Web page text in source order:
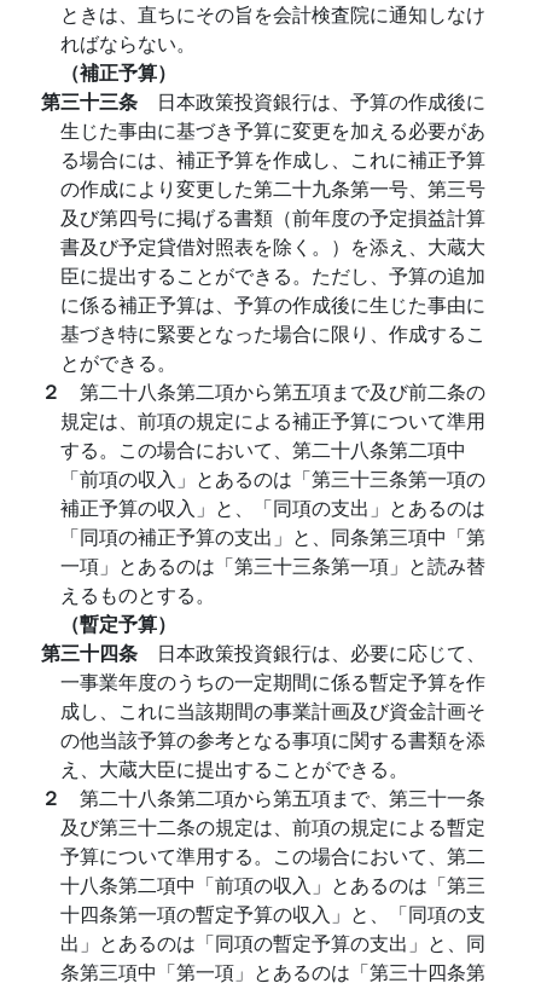
ときは、直ちにその旨を会計検査院に通知しなけ
ればならない。
（補正予算）
第三十三条 日本政策投資銀行は、予算の作成後に
生じた事由に基づき予算に変更を加える必要があ
る場合には、補正予算を作成し、これに補正予算
の作成により変更した第二十九条第一号、第三号
及び第四号に掲げる書類（前年度の予定損益計算
書及び予定貸借対照表を除く。）を添え、大蔵大
臣に提出することができる。ただし、予算の追加
に係る補正予算は、予算の作成後に生じた事由に
基づき特に緊要となった場合に限り、作成するこ
とができる。
２ 第二十八条第二項から第五項まで及び前二条の
規定は、前項の規定による補正予算について準用
する。この場合において、第二十八条第二項中
「前項の収入」とあるのは「第三十三条第一項の
補正予算の収入」と、「同項の支出」とあるのは
「同項の補正予算の支出」と、同条第三項中「第
一項」とあるのは「第三十三条第一項」と読み替
えるものとする。
（暫定予算）
第三十四条 日本政策投資銀行は、必要に応じて、
一事業年度のうちの一定期間に係る暫定予算を作
成し、これに当該期間の事業計画及び資金計画そ
の他当該予算の参考となる事項に関する書類を添
え、大蔵大臣に提出することができる。
２ 第二十八条第二項から第五項まで、第三十一条
及び第三十二条の規定は、前項の規定による暫定
予算について準用する。この場合において、第二
十八条第二項中「前項の収入」とあるのは「第三
十四条第一項の暫定予算の収入」と、「同項の支
出」とあるのは「同項の暫定予算の支出」と、同
条第三項中「第一項」とあるのは「第三十四条第